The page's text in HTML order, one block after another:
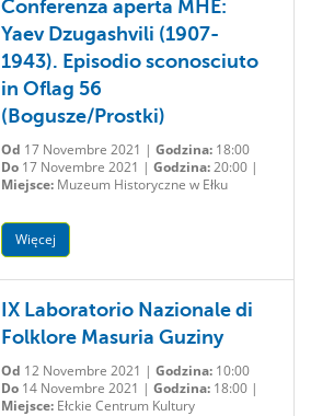
Conferenza aperta MHE:
Yaev Dzugashvili (1907-
1943). Episodio sconosciuto
in Oflag 56
(Bogusze/Prostki)
Od 17 Novembre 2021 | Godzina:18:00
Do17 Novembre 2021 | Godzina:20:00 |
Miejsce:Muzeum Historyczne w Ełku
Więcej
IX Laboratorio Nazionale di
Folklore Masuria Guziny
Od 12 Novembre 2021 | Godzina:10:00
Do14 Novembre 2021 | Godzina:18:00 |
Miejsce:Ełckie Centrum Kultury